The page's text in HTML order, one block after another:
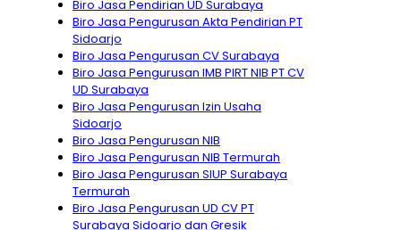
Biro Jasa Pendirian UD Surabaya
Biro Jasa Pengurusan Akta Pendirian PT
Sidoarjo
Biro Jasa Pengurusan CV Surabaya
Biro Jasa Pengurusan IMB PIRT NIB PT CV
UD Surabaya
Biro Jasa Pengurusan Izin Usaha
Sidoarjo
Biro Jasa Pengurusan NIB
Biro Jasa Pengurusan NIB Termurah
Biro Jasa Pengurusan SIUP Surabaya
Termurah
Biro Jasa Pengurusan UD CV PT
Surabaya Sidoarjo dan Gresik